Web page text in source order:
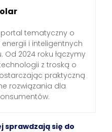
tematyczny o
i inteligentnych
2024 roku łączymy
z troską o
praktyczną
rozwiązania dla
sprawdzają się do